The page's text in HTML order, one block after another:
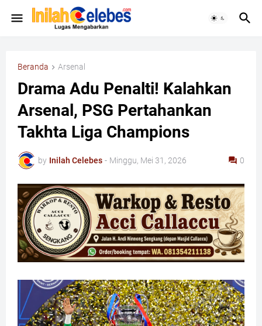
Beranda Arsenal
Drama Adu Penalti! Kalahkan
Arsenal, PSG Pertahankan
Takhta Liga Champions
by Inilah Celebes - Minggu, Mei 31, 2026 0